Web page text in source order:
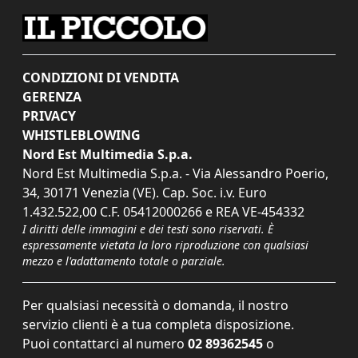
CONDIZIONI DI VENDITA
GERENZA
PRIVACY
WHISTLEBLOWING
Nord Est Multimedia S.p.a.
Nord Est Multimedia S.p.a. - Via Alessandro Poerio,
34, 30171 Venezia (VE). Cap. Soc. i.v. Euro
1.432.522,00 C.F. 05412000266 e REA VE-454332
I diritti delle immagini e dei testi sono riservati. È
espressamente vietata la loro riproduzione con qualsiasi
mezzo e l'adattamento totale o parziale.
Per qualsiasi necessità o domanda, il nostro
servizio clienti è a tua completa disposizione.
Puoi contattarci al numero 02 89362545 o